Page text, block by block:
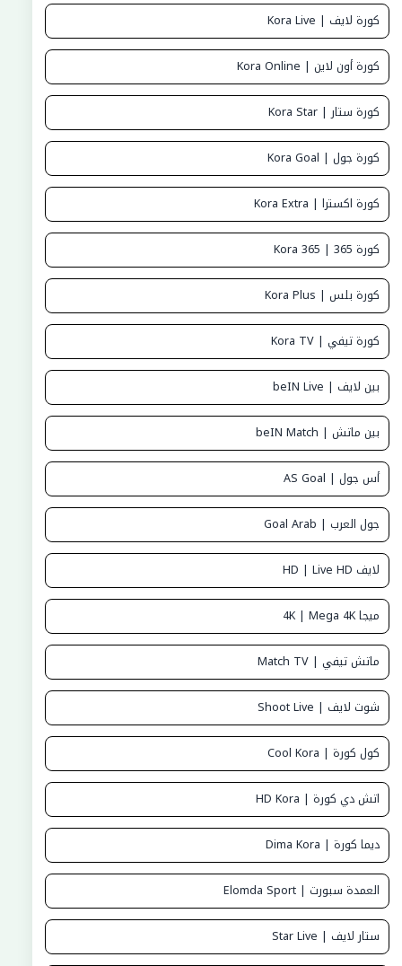
كورة لايف | Kora Live
كورة أون لاين | Kora Online
كورة ستار | Kora Star
كورة جول | Kora Goal
كورة اكسترا | Kora Extra
كورة 365 | Kora 365
كورة بلس | Kora Plus
كورة تيفي | Kora TV
بين لايف | beIN Live
بين ماتش | beIN Match
أس جول | AS Goal
جول العرب | Goal Arab
لايف HD | Live HD
ميجا 4K | Mega 4K
ماتش تيفي | Match TV
شوت لايف | Shoot Live
كول كورة | Cool Kora
اتش دي كورة | HD Kora
ديما كورة | Dima Kora
العمدة سبورت | Elomda Sport
ستار لايف | Star Live